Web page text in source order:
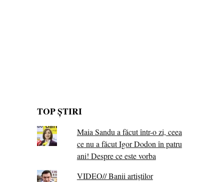
TOP ȘTIRI
Maia Sandu a făcut într-o zi, ceea
ce nu a făcut Igor Dodon în patru
ani! Despre ce este vorba
VIDEO// Banii artiștilor